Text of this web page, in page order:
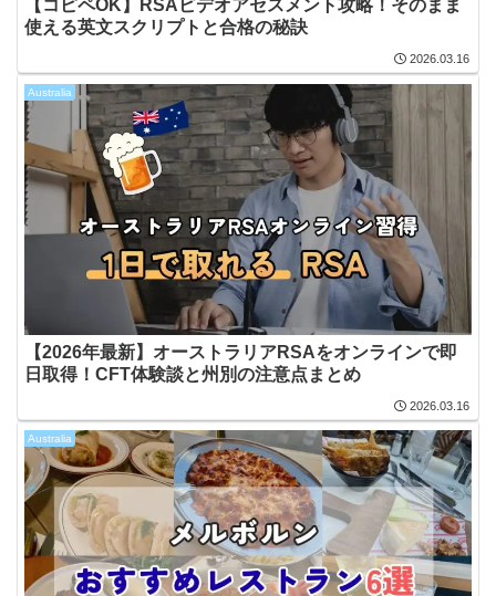
【コピペOK】RSAビデオアセスメント攻略！そのまま
使える英文スクリプトと合格の秘訣
2026.03.16
Australia
【2026年最新】オーストラリアRSAをオンラインで即
日取得！CFT体験談と州別の注意点まとめ
2026.03.16
Australia